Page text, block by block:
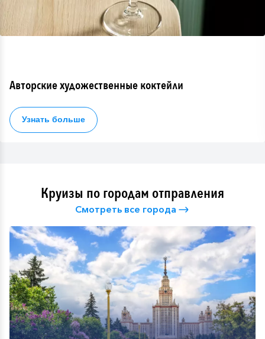
Авторские художественные коктейли
Узнать больше
Круизы по городам отправления
Смотреть все города